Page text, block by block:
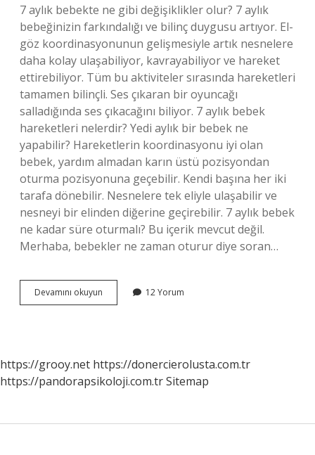
7 aylık bebekte ne gibi değişiklikler olur? 7 aylık
bebeğinizin farkındalığı ve bilinç duygusu artıyor. El-
göz koordinasyonunun gelişmesiyle artık nesnelere
daha kolay ulaşabiliyor, kavrayabiliyor ve hareket
ettirebiliyor. Tüm bu aktiviteler sırasında hareketleri
tamamen bilinçli. Ses çıkaran bir oyuncağı
salladığında ses çıkacağını biliyor. 7 aylık bebek
hareketleri nelerdir? Yedi aylık bir bebek ne
yapabilir? Hareketlerin koordinasyonu iyi olan
bebek, yardım almadan karın üstü pozisyondan
oturma pozisyonuna geçebilir. Kendi başına her iki
tarafa dönebilir. Nesnelere tek eliyle ulaşabilir ve
nesneyi bir elinden diğerine geçirebilir. 7 aylık bebek
ne kadar süre oturmalı? Bu içerik mevcut değil.
Merhaba, bebekler ne zaman oturur diye soran…
Devamını okuyun
Ayını
12 Yorum
https://grooy.net https://donercierolusta.com.tr
https://pandorapsikoloji.com.trSitemap